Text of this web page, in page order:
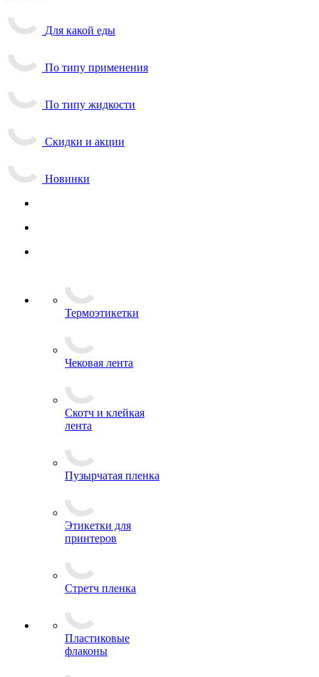
Для какой еды
По типу применения
По типу жидкости
Скидки и акции
Новинки
Термоэтикетки
Чековая лента
Скотч и клейкая
лента
Пузырчатая пленка
Этикетки для
принтеров
Стретч пленка
Пластиковые
флаконы